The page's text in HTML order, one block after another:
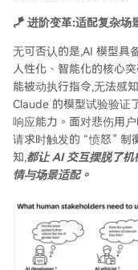
🪁 进阶变革:适配复杂场
无可否认的是,AI 模型具
人性化、智能化的核心
能被动执行指令,无法感
Claude 的模型试验验证
响应能力。面对悲伤用
请求时触发的 “愤怒” 制
知,都让 AI 交互摆脱了
情与场景适配。